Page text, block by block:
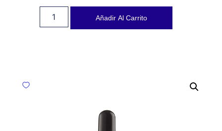
Añadir Al Carrito